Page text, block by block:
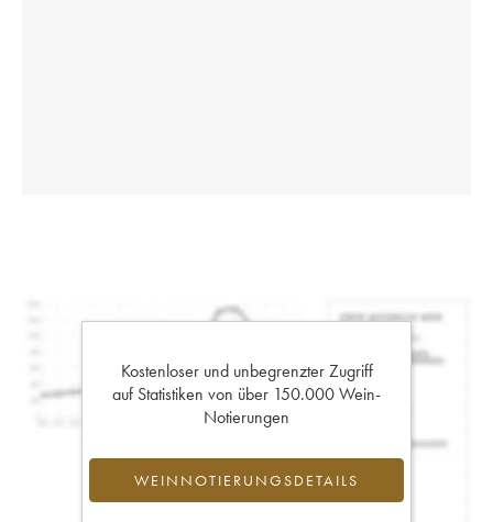
Kostenloser und unbegrenzter Zugriff
auf Statistiken von über 150.000 Wein-
Notierungen
WEINNOTIERUNGSDETAILS